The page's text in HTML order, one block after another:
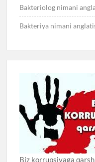
Bakteriolog nimani
Bakteriya nimani
Biz korrupsiyaga